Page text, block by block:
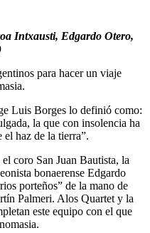
Intxausti, Edgardo Otero,
para hacer un viaje
Luis Borges lo definió como:
la que con insolencia ha
haz de la tierra”.
coro San Juan Bautista, la
bonaerense Edgardo
porteños” de la mano de
Palmeri. Alos Quartet y la
este equipo con el que